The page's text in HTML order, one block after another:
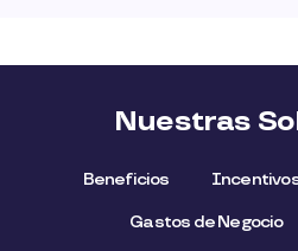
Nuestras
Beneficios
Gastos de Negocio